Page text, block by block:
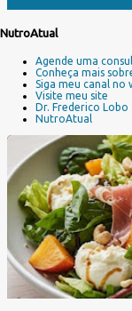
g
n
NutroAtual
Agende uma
Conheça mais
Siga meu canal no
Visite meu site
Dr. Frederico Lobo
NutroAtual